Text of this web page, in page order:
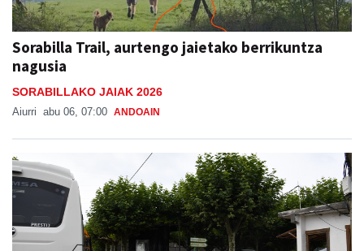
Sorabilla Trail, aurtengo jaietako berrikuntza
nagusia
SORABILLAKO JAIAK 2026
Aiurri abu 06, 07:00 ANDOAIN